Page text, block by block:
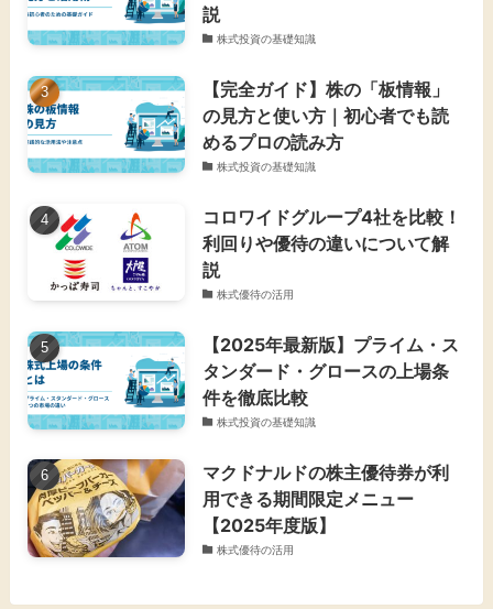
説
株式投資の基礎知識
【完全ガイド】株の「板情報」
の見方と使い方｜初心者でも読
めるプロの読み方
株式投資の基礎知識
コロワイドグループ4社を比較！
利回りや優待の違いについて解
説
株式優待の活用
【2025年最新版】プライム・ス
タンダード・グロースの上場条
件を徹底比較
株式投資の基礎知識
マクドナルドの株主優待券が利
用できる期間限定メニュー
【2025年度版】
株式優待の活用